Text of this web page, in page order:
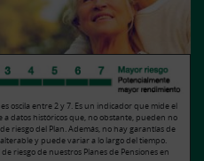
oscila entre 2 y 7. Es un indicador que mide el
a datos históricos que, no obstante, pueden no
riesgo del Plan. Además, no hay garantías de
y puede variar a lo largo del tiempo.
riesgo de nuestros Planes de Pensiones en